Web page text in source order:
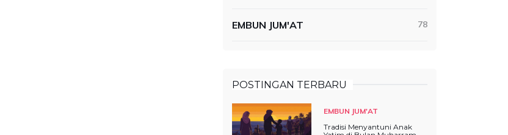
EMBUN JUM'AT 78
POSTINGAN TERBARU
EMBUN JUM'AT
Tradisi Menyantuni Anak